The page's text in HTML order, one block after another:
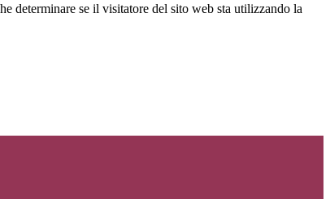
determinare se il visitatore del sito web sta utilizzando la